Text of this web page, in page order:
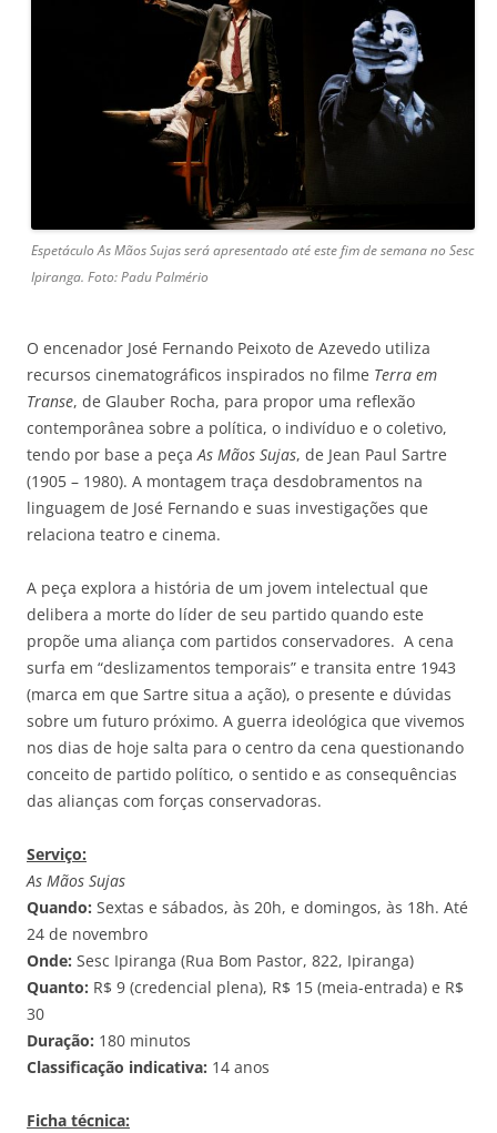
Espetáculo As Mãos Sujas será apresentado até este fim de semana no Sesc
Ipiranga. Foto: Padu Palmério
O encenador José Fernando Peixoto de Azevedo utiliza
recursos cinematográficos inspirados no filme Terra em
Transe, de Glauber Rocha, para propor uma reflexão
contemporânea sobre a política, o indivíduo e o coletivo,
tendo por base a peçaAs Mãos Sujas, de Jean Paul Sartre
(1905 – 1980). A montagem traça desdobramentos na
linguagem de José Fernando e suas investigações que
relaciona teatro e cinema.
A peça explora a história de um jovem intelectual que
delibera a morte do líder de seu partido quando este
propõe uma aliança com partidos conservadores. A cena
surfa em “deslizamentos temporais” e transita entre 1943
(marca em que Sartre situa a ação), o presente e dúvidas
sobre um futuro próximo. A guerra ideológica que vivemos
nos dias de hoje salta para o centro da cena questionando
conceito de partido político, o sentido e as consequências
das alianças com forças conservadoras.
Serviço:
As Mãos Sujas
Quando: Sextas e sábados, às 20h, e domingos, às 18h. Até
24 de novembro
Onde: Sesc Ipiranga (Rua Bom Pastor, 822, Ipiranga)
Quanto: R$ 9 (credencial plena), R$ 15 (meia-entrada) e R$
30
Duração: 180 minutos
Classificação indicativa: 14 anos
Ficha técnica: